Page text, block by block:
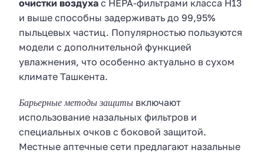
очистки воздуха с HEPA-фильтрами класса H13
и выше способны задерживать до 99,95%
пыльцевых частиц. Популярностью пользуются
модели с дополнительной функцией
увлажнения, что особенно актуально в сухом
климате Ташкента.
Барьерные методы защиты включают
использование назальных фильтров и
специальных очков с боковой защитой.
Местные аптечные сети предлагают назальные